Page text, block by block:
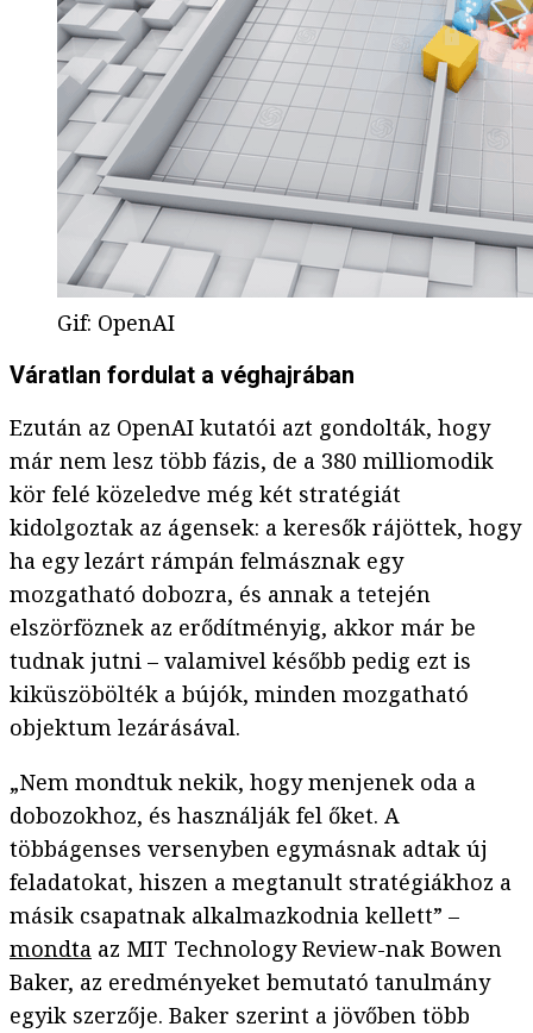
Gif: OpenAI
Váratlan fordulat a véghajrában
Ezután az OpenAI kutatói azt gondolták, hogy
már nem lesz több fázis, de a 380 milliomodik
kör felé közeledve még két stratégiát
kidolgoztak az ágensek: a keresők rájöttek, hogy
ha egy lezárt rámpán felmásznak egy
mozgatható dobozra, és annak a tetején
elszörföznek az erődítményig, akkor már be
tudnak jutni – valamivel később pedig ezt is
kiküszöbölték a bújók, minden mozgatható
objektum lezárásával.
„Nem mondtuk nekik, hogy menjenek oda a
dobozokhoz, és használják fel őket. A
többágenses versenyben egymásnak adtak új
feladatokat, hiszen a megtanult stratégiákhoz a
másik csapatnak alkalmazkodnia kellett” –
mondta az MIT Technology Review-nak Bowen
Baker, az eredményeket bemutató tanulmány
egyik szerzője. Baker szerint a jövőben több